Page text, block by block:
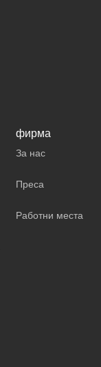
фирма
За нас
Преса
Работни места